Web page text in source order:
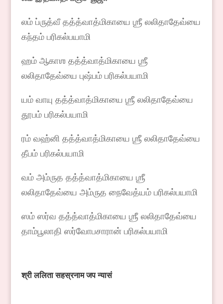
லம் ப்ருத்வீ தத்த்வாத்மிகாயை ஶ்ரீ லலிதாதேவ்யை
கந்தம் பரிகல்பயாமி
ஹம் ஆகாஶ தத்த்வாத்மிகாயை ஶ்ரீ
லலிதாதேவ்யை புஷ்பம் பரிகல்பயாமி
யம் வாயு தத்த்வாத்மிகாயை ஶ்ரீ லலிதாதேவ்யை
தூபம் பரிகல்பயாமி
ரம் வஹ்னி தத்த்வாத்மிகாயை ஶ்ரீ லலிதாதேவ்யை
தீபம் பரிகல்பயாமி
வம் அம்ருத தத்த்வாத்மிகாயை ஶ்ரீ
லலிதாதேவ்யை அம்ருத நைவேத்யம் பரிகல்பயாமி
ஸம் ஸர்வ தத்த்வாத்மிகாயை ஶ்ரீ லலிதாதேவ்யை
தாம்பூலாதி ஸர்வோபசாரான் பரிகல்பயாமி
श्रीललितासहस्रनामजपन्यासं